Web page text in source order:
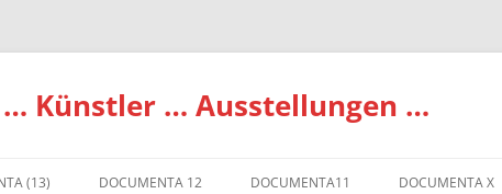
Künstler … Ausstellungen …
(13) DOCUMENTA 12 DOCUMENTA11 DOCUMENTA X